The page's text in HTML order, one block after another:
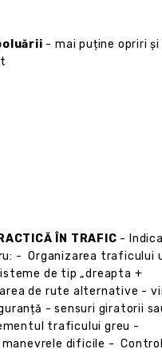
- mai puține opriri și
ÎN TRAFIC -
- Organizarea traficului
de tip „dreapta +
de rute alternative -
- sensuri giratorii
traficului greu -
dificile -